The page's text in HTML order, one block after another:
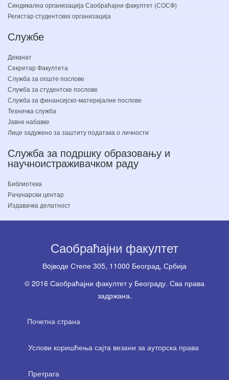
Синдикална организација Саобраћајни факултет (СОСФ)
Регистар студентских организација
Службе
Деканат
Секретар Факултета
Служба за опште послове
Служба за студентске послове
Служба за финансијско-материјалне послове
Техничка служба
Јавне набавке
Лице задужено за заштиту података о личности
Служба за подршку образовању и
научноистраживачком раду
Библиотека
Рачунарски центар
Издавачка делатност
Саобраћајни факултет
Вoјводе Степе 305, 11000 Београд, Србија
© 2016 Саобраћајни факултет у Београду. Сва права
задржана.
Почетна страна
Услови коришћења сајта везани за ауторска права
Претрага